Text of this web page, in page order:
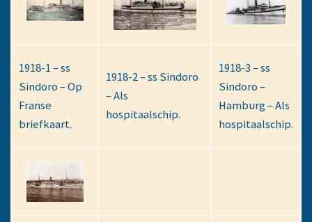
1918-1 – ss
Sindoro – Op
Franse
briefkaart.
1918-2 – ss Sindoro
– Als
hospitaalschip.
1918-3 – ss
Sindoro –
Hamburg – Als
hospitaalschip.